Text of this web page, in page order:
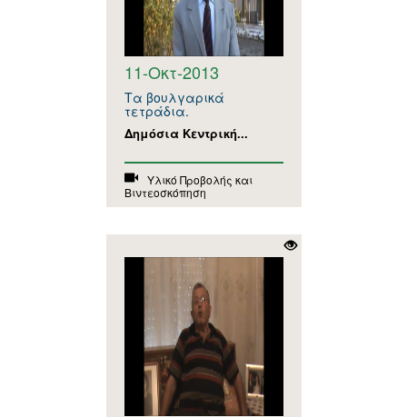
11-Οκτ-2013
Τα βουλγαρικά
τετράδια.
Δημόσια Κεντρική...
Υλικό Προβολής και
Βιντεοσκόπηση